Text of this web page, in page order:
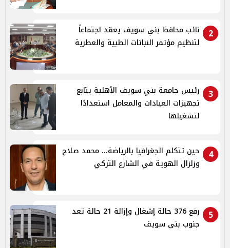
2
نائب محافظ بني سويف يعقد اجتماعاً
لتنظيم مؤتمر النباتات الطبية والعطرية
3
رئيس جامعة بني سويف الأهلية يتابع
تجهيزات العيادات والمعامل استعدادًا
لتشغيلها
4
حين تتكلم الجغرافيا بالرياضة... محمد صلاح
وزلزال الهوية في الشارع التركي
5
رفع 376 حالة إشغال وإزالة 21 حالة تعد
جنوب بنى سويف